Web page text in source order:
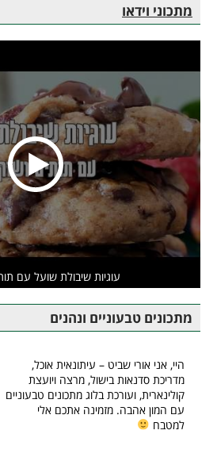
מתכוני וידאו
עוגיות שיבולת שועל עם
מתכונים טבעוניים ונהנים
היי, אני אורי שביט – עיתונאית אוכל,
מדריכת סדנאות בישול, מרצה ויועצת
קולינארית, ועורכת בלוג מתכונים טבעוניים
עם המון אהבה. מזמינה אתכם אלי
למטבח